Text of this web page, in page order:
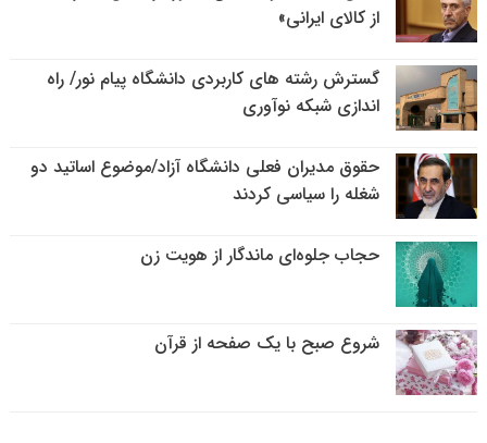
از کالای ایرانی»
گسترش رشته های کاربردی دانشگاه پیام نور/ راه
اندازی شبکه نوآوری
حقوق مدیران فعلی دانشگاه آزاد/موضوع اساتید دو
شغله را سیاسی کردند
حجاب جلوه‌ای ماندگار از هویت زن
شروع صبح با یک صفحه از قرآن